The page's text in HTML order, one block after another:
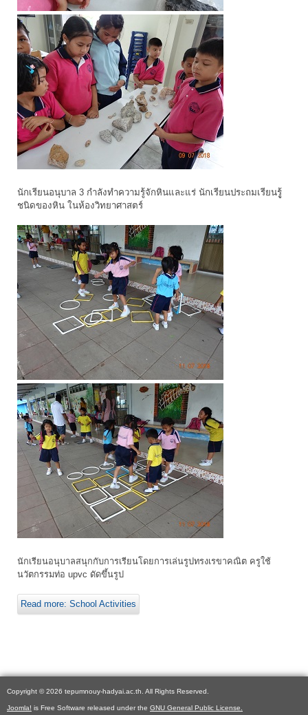
นักเรียนอนุบาล 3 กำลังทำความรู้จักหินและแร่ นักเรียนประถมเรียนรูู้
ชนิดของหิน ในห้องวิทยาศาสตร์
นักเรียนอนุบาลสนุกกับการเรียนโดยการเล่นรูปทรงเรขาคณิต ครูใช้
นวัตกรรมท่อ upvc ดัดขึ้นรูป
Read more: School Activities
Copyright © 2026 tepumnouy-hadyai.ac.th. All Rights Reserved.
Joomla! is Free Software released under the GNU General Public License.